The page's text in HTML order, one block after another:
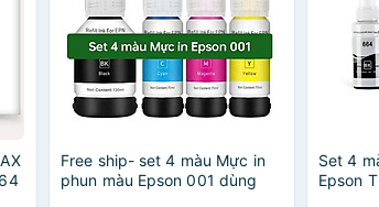
Free ship- set 4 màu Mực in
phun màu Epson 001 dùng
Set 4
Epson